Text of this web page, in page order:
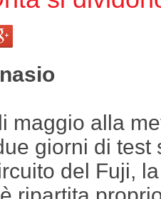
maggio alla
giorni di test
del Fuji,